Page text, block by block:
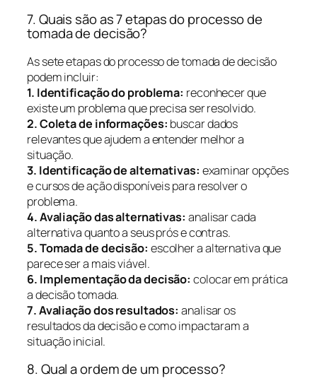
7. Quais são as 7 etapas do processo de
tomada de decisão?
As sete etapas do processo de tomada de decisão
podem incluir:
1. Identificação do problema: reconhecer que
existe um problema que precisa ser resolvido.
2. Coleta de informações: buscar dados
relevantes que ajudem a entender melhor a
situação.
3. Identificação de alternativas: examinar opções
e cursos de ação disponíveis para resolver o
problema.
4. Avaliação das alternativas: analisar cada
alternativa quanto a seus prós e contras.
5. Tomada de decisão: escolher a alternativa que
parece ser a mais viável.
6. Implementação da decisão: colocar em prática
a decisão tomada.
7. Avaliação dos resultados: analisar os
resultados da decisão e como impactaram a
situação inicial.
8. Qual a ordem de um processo?